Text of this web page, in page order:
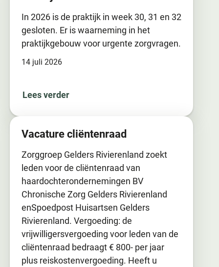
14 juli 2026
In 2026 is de praktijk in week 30, 31 en 32
gesloten. Er is waarneming in het
praktijkgebouw voor urgente zorgvragen.
Lees verder
Vacature cliëntenraad
Zorggroep Gelders Rivierenland zoekt
leden voor de cliëntenraad van
haardochterondernemingen BV
Chronische Zorg Gelders Rivierenland
enSpoedpost Huisartsen Gelders
Rivierenland. Vergoeding: de
vrijwilligersvergoeding voor leden van de
cliëntenraad bedraagt € 800- per jaar
plus reiskostenvergoeding. Heeft u